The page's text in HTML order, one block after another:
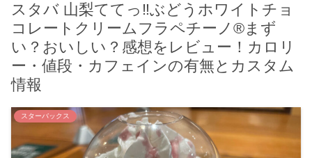
スタバ 山梨ててっ‼ぶどうホワイトチョ
コレートクリームフラペチーノ®まず
い？おいしい？感想をレビュー！カロリ
ー・値段・カフェインの有無とカスタム
情報
スターバックス